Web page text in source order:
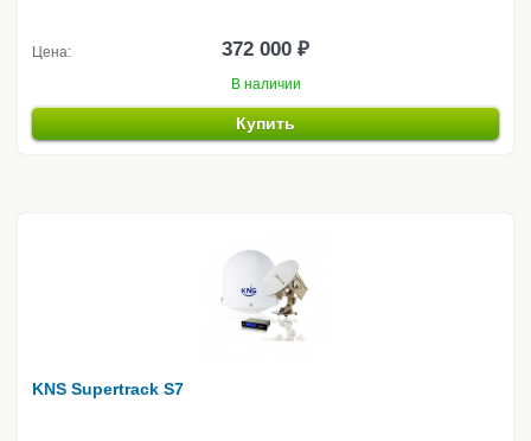
Цена: 372 000 ₽
В наличии
Купить
KNS Supertrack S7